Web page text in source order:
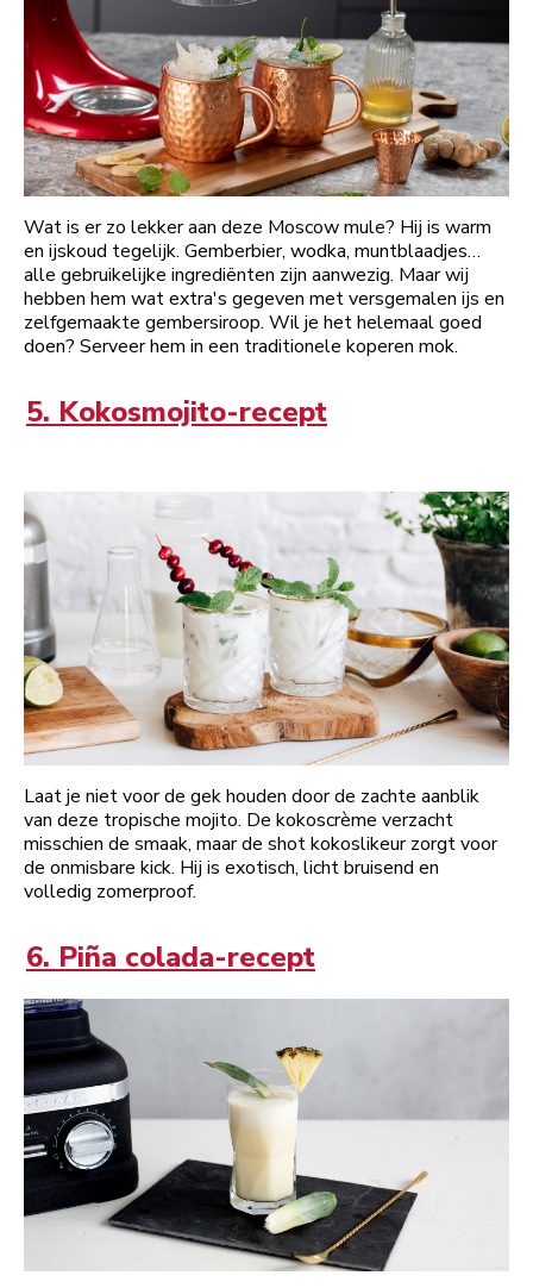
Wat is er zo lekker aan deze Moscow mule? Hij is warm
en ijskoud tegelijk. Gemberbier, wodka, muntblaadjes…
alle gebruikelijke ingrediënten zijn aanwezig. Maar wij
hebben hem wat extra's gegeven met versgemalen ijs en
zelfgemaakte gembersiroop. Wil je het helemaal goed
doen? Serveer hem in een traditionele koperen mok.
5. Kokosmojito-recept
Laat je niet voor de gek houden door de zachte aanblik
van deze tropische mojito. De kokoscrème verzacht
misschien de smaak, maar de shot kokoslikeur zorgt voor
de onmisbare kick. Hij is exotisch, licht bruisend en
volledig zomerproof.
6. Piña colada-recept